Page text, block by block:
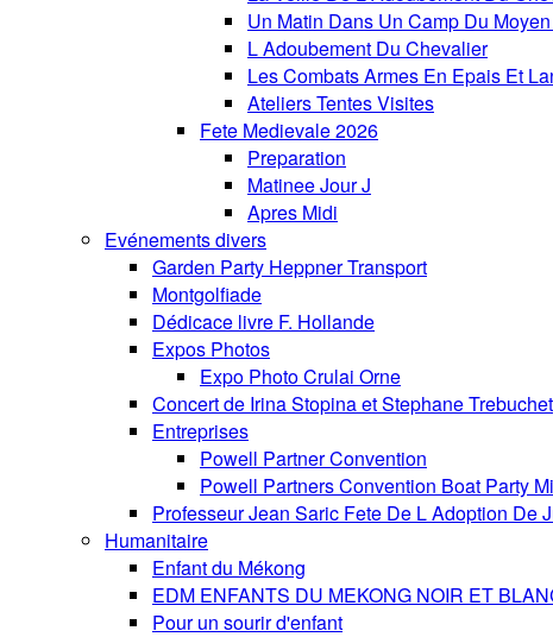
Un Matin Dans Un Camp Du
L Adoubement Du Chevalier
Les Combats Armes En Epais Et
Ateliers Tentes Visites
Fete Medievale 2026
Preparation
Matinee Jour J
Apres Midi
Evénements divers
Garden Party Heppner Transport
Montgolfiade
Dédicace livre F. Hollande
Expos Photos
Expo Photo Crulai Orne
Concert de Irina Stopina et Stephane Trebuchet
Entreprises
Powell Partner Convention
Powell Partners Convention Boat Party
Professeur Jean Saric Fete De L Adoption De
Humanitaire
Enfant du Mékong
EDM ENFANTS DU MEKONG NOIR ET
Pour un sourir d'enfant